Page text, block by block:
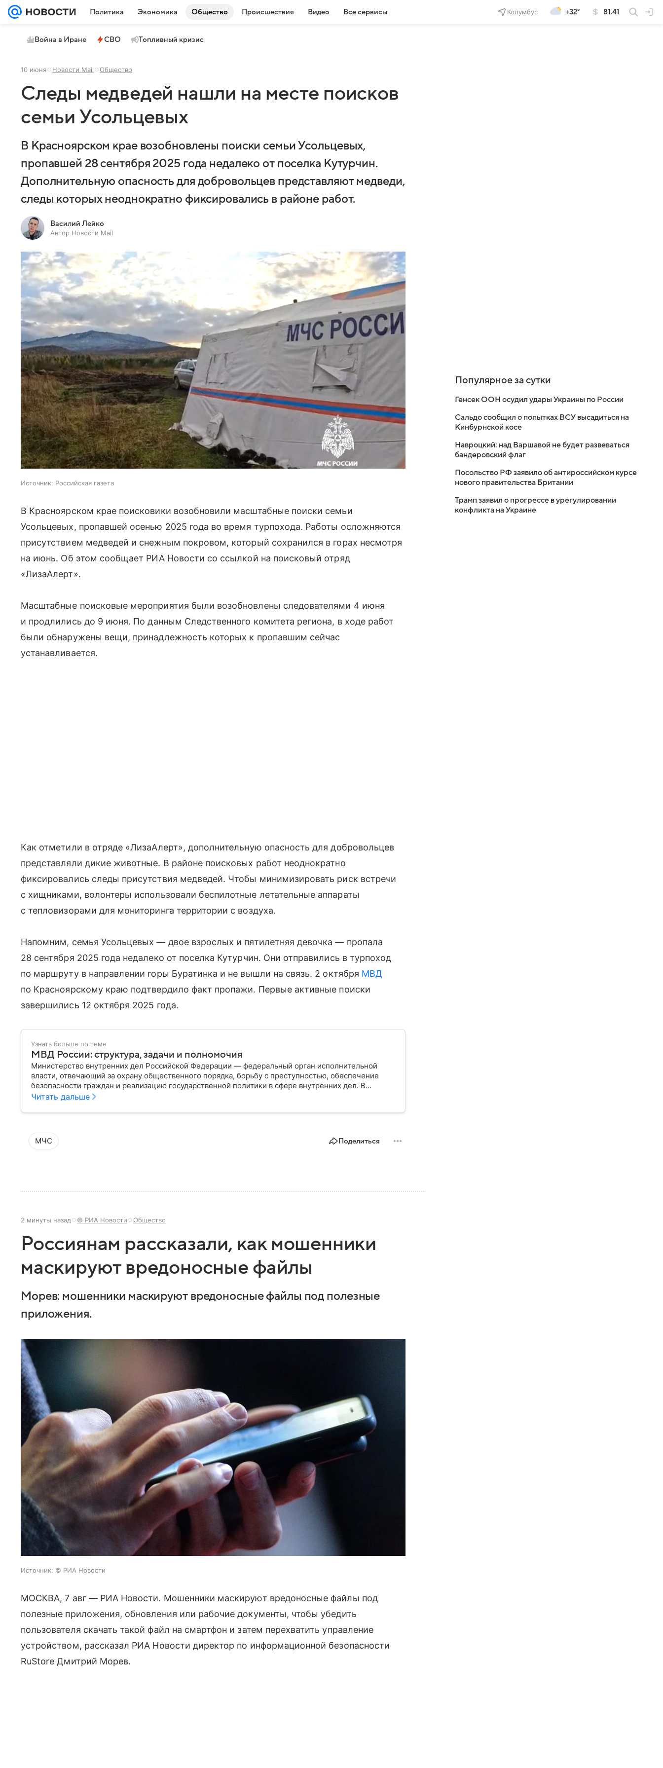
Политика Экономика Общество Происшествия Видео Все сервисы Колумбус +32° 81.41
Война в Иране СВО Топливный кризис
10 июня Новости Mail Общество
Следы медведей нашли на месте поисков
семьи Усольцевых
В Красноярском крае возобновлены поиски семьи Усольцевых,
пропавшей 28 сентября 2025 года недалеко от поселка Кутурчин.
Дополнительную опасность для добровольцев представляют медведи,
следы которых неоднократно фиксировались в районе работ.
Василий Лейко
Автор Новости Mail
Источник: Российская газета
В Красноярском крае поисковики возобновили масштабные поиски семьи
Усольцевых, пропавшей осенью 2025 года во время турпохода. Работы осложняются
присутствием медведей и снежным покровом, который сохранился в горах несмотря
на июнь. Об этом сообщает РИА Новости со ссылкой на поисковый отряд
«ЛизаАлерт».
Масштабные поисковые мероприятия были возобновлены следователями 4 июня
и продлились до 9 июня. По данным Следственного комитета региона, в ходе работ
были обнаружены вещи, принадлежность которых к пропавшим сейчас
устанавливается.
Как отметили в отряде «ЛизаАлерт», дополнительную опасность для добровольцев
представляли дикие животные. В районе поисковых работ неоднократно
фиксировались следы присутствия медведей. Чтобы минимизировать риск встречи
с хищниками, волонтеры использовали беспилотные летательные аппараты
с тепловизорами для мониторинга территории с воздуха.
Напомним, семья Усольцевых — двое взрослых и пятилетняя девочка — пропала
28 сентября 2025 года недалеко от поселка Кутурчин. Они отправились в турпоход
по маршруту в направлении горы Буратинка и не вышли на связь. 2 октября МВД
по Красноярскому краю подтвердило факт пропажи. Первые активные поиски
завершились 12 октября 2025 года.
Узнать больше по теме
МВД России: структура, задачи и полномочия
Министерство внутренних дел Российской Федерации — федеральный орган исполнительной
власти, отвечающий за охрану общественного порядка, борьбу с преступностью, обеспечение
безопасности граждан и реализацию государственной политики в сфере внутренних дел. В
материале рассказываем, чем занимается МВД России, какие задачи выполняет министерство, как
Читать дальше
МЧС Поделиться
2 минуты назад © РИА Новости Общество
Россиянам рассказали, как мошенники
маскируют вредоносные файлы
Морев: мошенники маскируют вредоносные файлы под полезные
приложения.
Источник: © РИА Новости
МОСКВА, 7 авг — РИА Новости. Мошенники маскируют вредоносные файлы под
полезные приложения, обновления или рабочие документы, чтобы убедить
пользователя скачать такой файл на смартфон и затем перехватить управление
устройством, рассказал РИА Новости директор по информационной безопасности
RuStore Дмитрий Морев.
Популярное за сутки
Генсек ООН осудил удары Украины по России
Сальдо сообщил о попытках ВСУ высадиться на
Кинбурнской косе
Навроцкий: над Варшавой не будет развеваться
бандеровский флаг
Посольство РФ заявило об антироссийском курсе
нового правительства Британии
Трамп заявил о прогрессе в урегулировании
конфликта на Украине